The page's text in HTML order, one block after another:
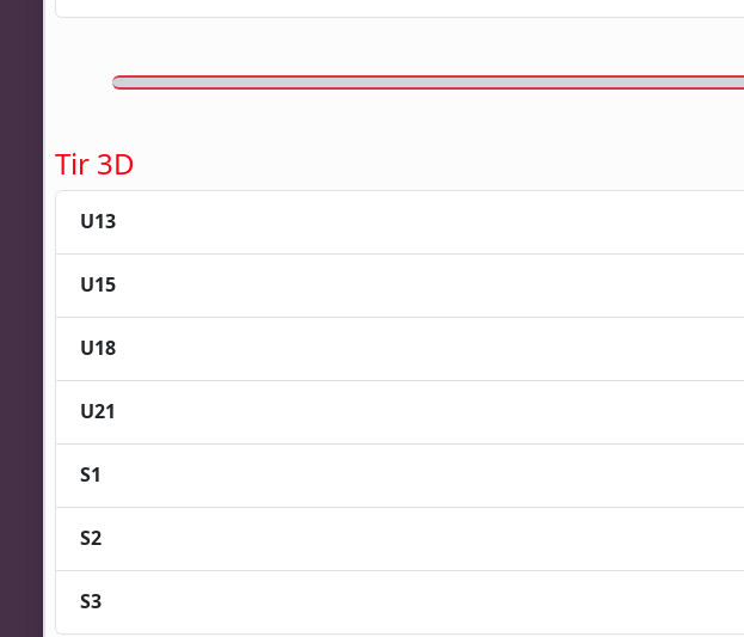
Tir 3D
U13
U15
U18
U21
S1
S2
S3